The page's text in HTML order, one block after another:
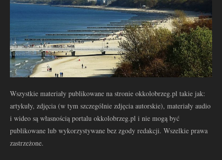
Wszystkie materiały publikowane na stronie okkolobrzeg.pl takie jak:
artykuły, zdjęcia (w tym szczególnie zdjęcia autorskie), materiały audio
i wideo są własnością portalu okkolobrzeg.pl i nie mogą być
publikowane lub wykorzystywane bez zgody redakcji. Wszelkie prawa
zastrzeżone.